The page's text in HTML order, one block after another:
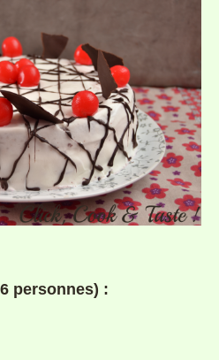
personnes) :